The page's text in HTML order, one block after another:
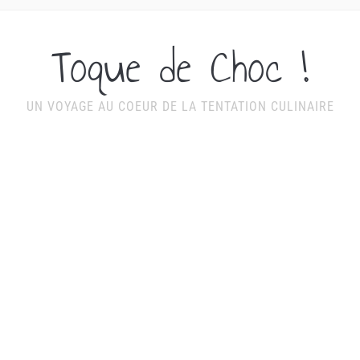
Toque de Choc !
UN VOYAGE AU COEUR DE LA TENTATION CULINAIRE